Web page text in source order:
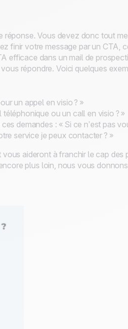
réponse. Vous devez donc tout
finir votre message par un CTA,
efficace dans un mail de
répondre. Voici quelques
un appel en visio ? »
ou un call en visio ? »
demandes : « Si ce n’est pas
service je peux contacter ? »
aideront à franchir le cap des
plus loin, nous vous